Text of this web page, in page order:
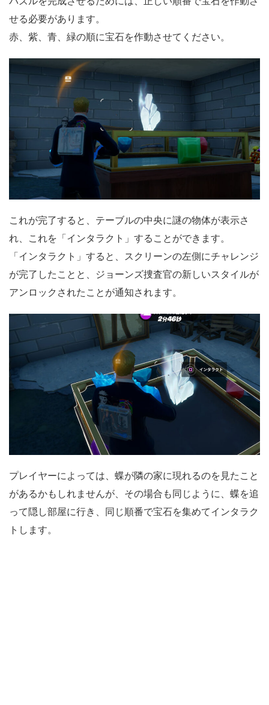
せる必要があります。
赤、紫、青、緑の順に宝石を作動させてください。
これが完了すると、テーブルの中央に謎の物体が表示さ
れ、これを「インタラクト」することができます。
「インタラクト」すると、スクリーンの左側にチャレンジ
が完了したことと、ジョーンズ捜査官の新しいスタイルが
アンロックされたことが通知されます。
プレイヤーによっては、蝶が隣の家に現れるのを見たこと
があるかもしれませんが、その場合も同じように、蝶を追
って隠し部屋に行き、同じ順番で宝石を集めてインタラク
トします。